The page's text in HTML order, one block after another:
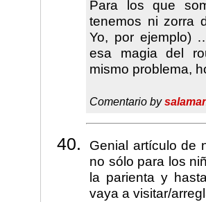
Para los que
tenemos ni zorra
Yo, por ejemplo)
esa magia del
mismo problema,
Comentario by
Genial artículo de
no sólo para los
la parienta y
vaya a visitar/